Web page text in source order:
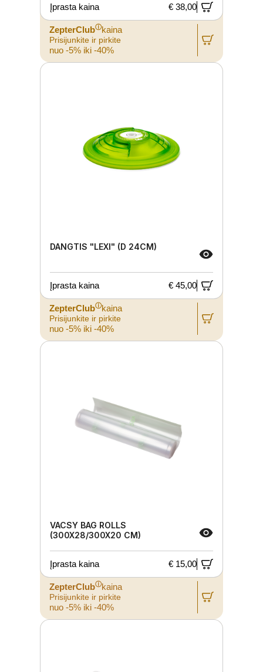
Įprasta kaina € 38,00
ZepterClubⓘkaina
Prisijunkite ir pirkite
nuo -5% iki -40%
DANGTIS "LEXI" (D 24CM)
Įprasta kaina € 45,00
ZepterClubⓘkaina
Prisijunkite ir pirkite
nuo -5% iki -40%
VACSY BAG ROLLS
(300X28/300X20 CM)
Įprasta kaina € 15,00
ZepterClubⓘkaina
Prisijunkite ir pirkite
nuo -5% iki -40%